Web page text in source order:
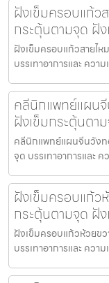
ฝังเข็มครอบแก้ว
กระตุ้นตามจุด ฝั
ฝังเข็มครอบแก้วสายไ
บรรเทาอาการและ คว
คลีนิกแพทย์แผนจี
ฝังเข็มกระตุ้นตา
คลีนิกแพทย์แผนจีนวังท
จุด บรรเทาอาการและ
ฝังเข็มครอบแก้ว
กระตุ้นตามจุด ฝั
ฝังเข็มครอบแก้วห้วยข
บรรเทาอาการและ คว